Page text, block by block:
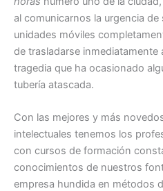
al comunicarnos la urgencia
unidades móviles
de trasladarse inmediatamente
tragedia que ha ocasionado
tubería atascada.
Con las mejores y más
intelectuales tenemos los
con cursos de formación
conocimientos de nuestros
empresa hundida en métodos